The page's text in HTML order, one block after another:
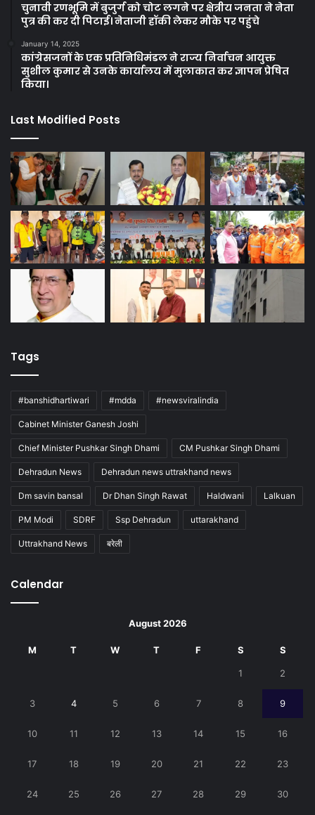
चुनावी रणभूमि में बुजुर्ग को चोट लगने पर क्षेत्रीय जनता ने नेता
पुत्र की कर दी पिटाई। नेताजी हॉकी लेकर मौके पर पहुंचे
January 14, 2025
कांग्रेसजनों के एक प्रतिनिधिमंडल ने राज्य निर्वाचन आयुक्त
सुशील कुमार से उनके कार्यालय में मुलाकात कर ज्ञापन प्रेषित
किया।
Last Modified Posts
Tags
#banshidhartiwari #mdda #newsviralindia
Cabinet Minister Ganesh Joshi
Chief Minister Pushkar Singh Dhami CM Pushkar Singh Dhami
Dehradun News Dehradun news uttrakhand news
Dm savin bansal Dr Dhan Singh Rawat Haldwani Lalkuan
PM Modi SDRF Ssp Dehradun uttarakhand
Uttrakhand News बरेली
Calendar
August 2026
M T W T F S S
1 2
3 4 5 6 7 8 9
10 11 12 13 14 15 16
17 18 19 20 21 22 23
24 25 26 27 28 29 30